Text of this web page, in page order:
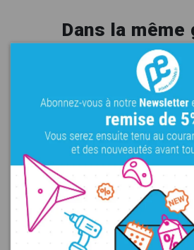
Dans la même
Prisms 04A
Bois Dual texture XL Bois
390,00 €